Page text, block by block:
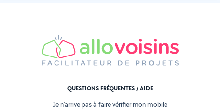
QUESTIONS FRÉQUENTES / AIDE
Je n'arrive pas à faire vérifier mon mobile